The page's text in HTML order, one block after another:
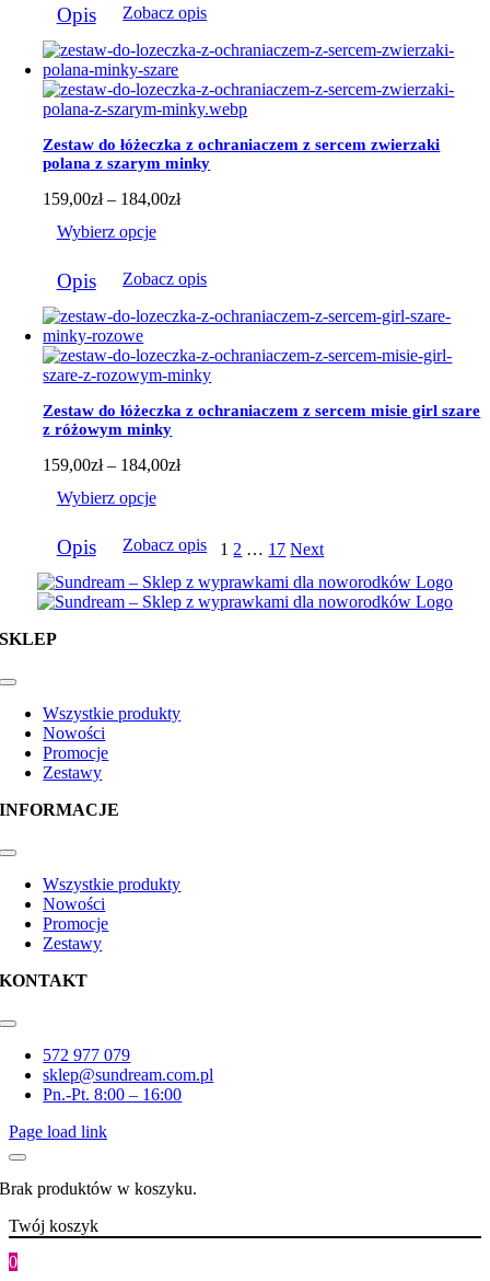
do
produkt
ma
wiele
wariantów.
Opcje
można
wybrać
na
stronie
produktu
Opis Zobacz opis
Zestaw do łóżeczka z ochraniaczem z sercem zwierzaki
polana z szarym minky
159,00zł – 184,00złZakres
do
Wybierz opcje
produkt
ma
wiele
wariantów.
Opcje
można
wybrać
na
stronie
produktu
Opis Zobacz opis
Zestaw do łóżeczka z ochraniaczem z sercem misie girl szare
z różowym minky
159,00zł – 184,00złZakres
do
184,00zł
Wybierz opcje
produkt
ma
wiele
wariantów.
Opcje
można
stronie
produktu
Opis Zobacz opis 1 2 … 17 Next
SKLEP
Toggle
NavigationWszystkie produkty
Nowości
Promocje
Zestawy
INFORMACJE
Toggle
NavigationWszystkie produkty
Nowości
Promocje
Zestawy
KONTAKT
Toggle
Navigation572 977 079
sklep@sundream.com.pl
Pn.-Pt. 8:00 – 16:00
Page load link
Brak produktów w koszyku.
Twój koszyk
0